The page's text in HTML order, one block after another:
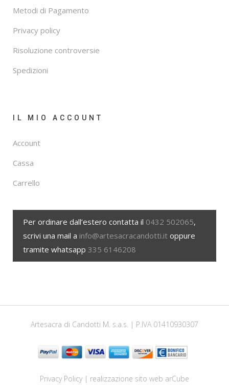
Metodi di Pagamento
Privacy policy
Risoluzione controversie
Spedizioni
IL MIO ACCOUNT
Account
Cassa
Carrello
Per ordinare dall’estero contatta il 0432 502065,
scrivi una mail a info@artesacracandotti.it oppure
tramite whatsapp 335 6146208
Artesacra di Candotti M. s.a.s. | P.IVA 01410930307
Privacy Policy| realizzazione sito web arCube